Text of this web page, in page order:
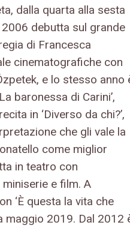
dalla quarta alla sesta
debutta sul grande
di Francesca
cinematografiche con
e lo stesso anno
baronessa di Carini’,
in ‘Diverso da chi?’,
che gli vale la
come miglior
in teatro con
miniserie e film. A
‘È questa la vita che
maggio 2019. Dal 2012